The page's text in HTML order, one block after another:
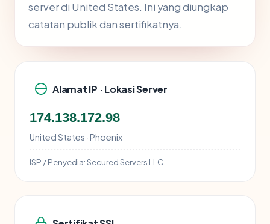
server di United States. Ini yang diungkap
catatan publik dan sertifikatnya.
Alamat IP · Lokasi Server
174.138.172.98
United States · Phoenix
ISP / Penyedia:Secured Servers LLC